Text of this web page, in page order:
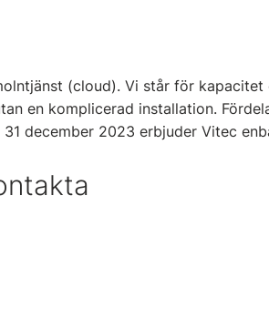
(cloud). Vi står för
en komplicerad installation.
december 2023 erbjuder Vitec